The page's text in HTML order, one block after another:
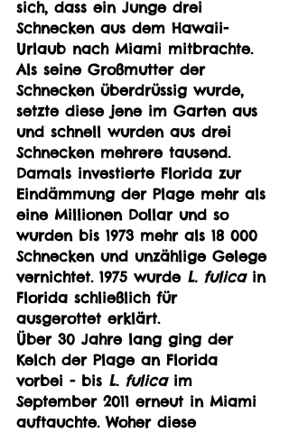
sich, dass ein Junge drei
Schnecken aus dem Hawaii-
Urlaub nach Miami mitbrachte.
Als seine Großmutter der
Schnecken überdrüssig wurde,
setzte diese jene im Garten aus
und schnell wurden aus drei
Schnecken mehrere tausend.
Damals investierte Florida zur
Eindämmung der Plage mehr als
eine Millionen Dollar und so
wurden bis 1973 mehr als 18 000
Schnecken und unzählige Gelege
vernichtet. 1975 wurde L. fulica in
Florida schließlich für
ausgerottet erklärt.
Über 30 Jahre lang ging der
Kelch der Plage an Florida
vorbei - bis L. fulica im
September 2011 erneut in Miami
auftauchte. Woher diese